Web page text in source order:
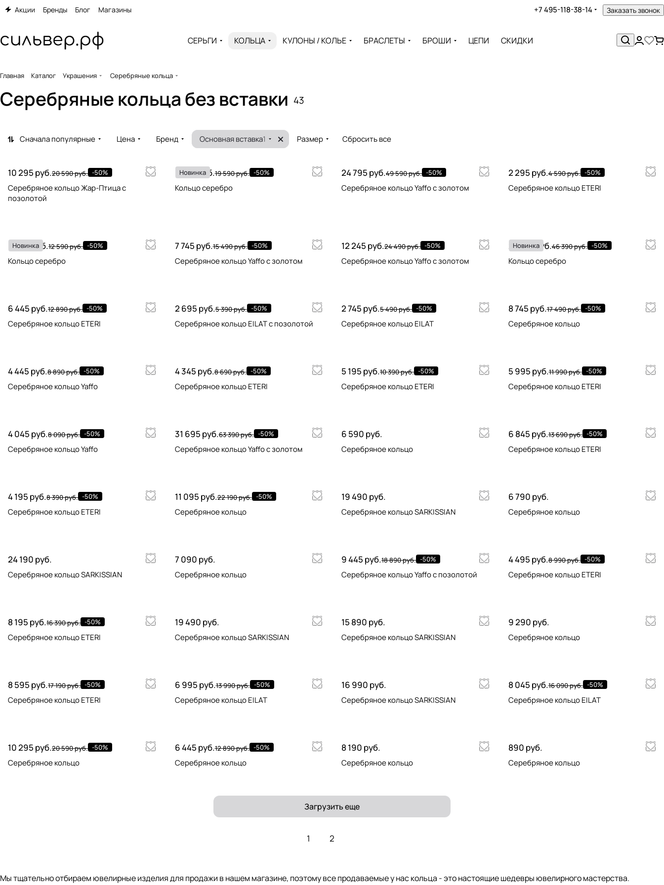
Акции Бренды Блог Магазины +7 495-118-38-14 Заказать звонок
СЕРЬГИ КОЛЬЦА КУЛОНЫ / КОЛЬЕ БРАСЛЕТЫ БРОШИ ЦЕПИ СКИДКИ
Главная Каталог Украшения Серебряные кольца
Серебряные кольца без вставки 43
Сначала популярные Цена Бренд Основная вставка1 Размер Сбросить все
10 295 руб.20 590 руб. -50%
Серебряное кольцо Жар-Птица с
позолотой
Новинка
9 795 руб.19 590 руб. -50%
Кольцо серебро
24 795 руб.49 590 руб. -50%
Серебряное кольцо Yaffo с золотом
2 295 руб.4 590 руб. -50%
Серебряное кольцо ETERI
Новинка
6 295 руб.12 590 руб. -50%
Кольцо серебро
7 745 руб.15 490 руб. -50%
Серебряное кольцо Yaffo с золотом
12 245 руб.24 490 руб. -50%
Серебряное кольцо Yaffo с золотом
Новинка
23 195 руб.46 390 руб. -50%
Кольцо серебро
6 445 руб.12 890 руб. -50%
Серебряное кольцо ETERI
2 695 руб.5 390 руб. -50%
Серебряное кольцо EILAT с позолотой
2 745 руб.5 490 руб. -50%
Серебряное кольцо EILAT
8 745 руб.17 490 руб. -50%
Серебряное кольцо
4 445 руб.8 890 руб. -50%
Серебряное кольцо Yaffo
4 345 руб.8 690 руб. -50%
Серебряное кольцо ETERI
5 195 руб.10 390 руб. -50%
Серебряное кольцо ETERI
5 995 руб.11 990 руб. -50%
Серебряное кольцо ETERI
4 045 руб.8 090 руб. -50%
Серебряное кольцо Yaffo
31 695 руб.63 390 руб. -50%
Серебряное кольцо Yaffo с золотом
6 590 руб.
Серебряное кольцо
6 845 руб.13 690 руб. -50%
Серебряное кольцо ETERI
4 195 руб.8 390 руб. -50%
Серебряное кольцо ETERI
11 095 руб.22 190 руб. -50%
Серебряное кольцо
19 490 руб.
Серебряное кольцо SARKISSIAN
6 790 руб.
Серебряное кольцо
24 190 руб.
Серебряное кольцо SARKISSIAN
7 090 руб.
Серебряное кольцо
9 445 руб.18 890 руб. -50%
Серебряное кольцо Yaffo с позолотой
4 495 руб.8 990 руб. -50%
Серебряное кольцо ETERI
8 195 руб.16 390 руб. -50%
Серебряное кольцо ETERI
19 490 руб.
Серебряное кольцо SARKISSIAN
15 890 руб.
Серебряное кольцо SARKISSIAN
9 290 руб.
Серебряное кольцо
8 595 руб.17 190 руб. -50%
Серебряное кольцо ETERI
6 995 руб.13 990 руб. -50%
Серебряное кольцо EILAT
16 990 руб.
Серебряное кольцо SARKISSIAN
8 045 руб.16 090 руб. -50%
Серебряное кольцо EILAT
10 295 руб.20 590 руб. -50%
Серебряное кольцо
6 445 руб.12 890 руб. -50%
Серебряное кольцо
8 190 руб.
Серебряное кольцо
890 руб.
Серебряное кольцо
Загрузить еще
1 2
Мы тщательно отбираем ювелирные изделия для продажи в нашем магазине, поэтому все продаваемые у нас кольца - это настоящие шедевры ювелирного мастерства.